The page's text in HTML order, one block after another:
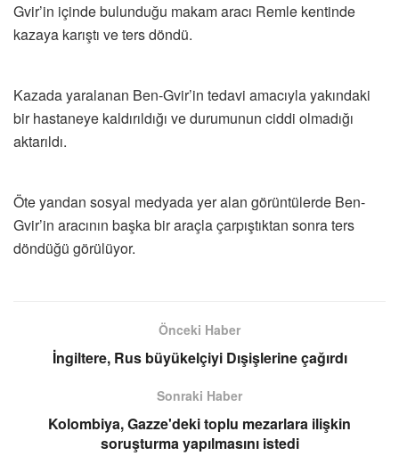
Gvir’in içinde bulunduğu makam aracı Remle kentinde
kazaya karıştı ve ters döndü.
Kazada yaralanan Ben-Gvir’in tedavi amacıyla yakındaki
bir hastaneye kaldırıldığı ve durumunun ciddi olmadığı
aktarıldı.
Öte yandan sosyal medyada yer alan görüntülerde Ben-
Gvir’in aracının başka bir araçla çarpıştıktan sonra ters
döndüğü görülüyor.
Önceki Haber
İngiltere, Rus büyükelçiyi Dışişlerine çağırdı
Sonraki Haber
Kolombiya, Gazze'deki toplu mezarlara ilişkin
soruşturma yapılmasını istedi